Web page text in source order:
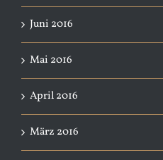
Juni 2016
Mai 2016
April 2016
März 2016